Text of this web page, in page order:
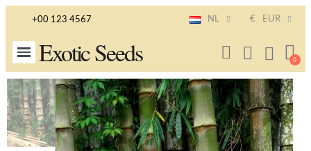
+00 123 4567 NL € EUR
Exotic Seeds